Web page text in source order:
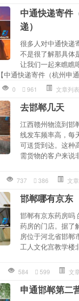
中通快递寄件
递）
很多人对中通快递
不是很了解那具体
让我们一起来瞧瞧
中通快递寄件（杭州申
0 961 文章列表
去邯郸几天
江西赣州物流到邯
线发车频率高，每
可送货到达。这种
需货物的客户来说
737 386 文
邯郸哪有京东
邯郸有京东药房吗
药房的门店。据了
房位于河北省邯郸
工人文化宫教学楼
584 599 文
申通邯郸第二